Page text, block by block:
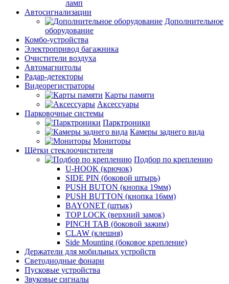
ламп
Автосигнализации
Дополнительное
оборудование
Комбо-устройства
Электропривод багажника
Очистители воздуха
Автомагнитолы
Радар-детекторы
Видеорегистраторы
Карты памяти
Аксессуары
Парковочные системы
Парктроники
Камеры заднего вида
Мониторы
Щётки стеклоочистителя
Подбор по креплению
U-HOOK (крючок)
SIDE PIN (боковой штырь)
PUSH BUTON (кнопка 19мм)
PUSH BUTTON (кнопка 16мм)
BAYONET (штык)
TOP LOCK (верхний замок)
PINCH TAB (боковой зажим)
CLAW (клешня)
Side Mounting (боковое крепление)
Держатели для мобильных устройств
Светодиодные фонари
Пусковые устройства
Звуковые сигналы